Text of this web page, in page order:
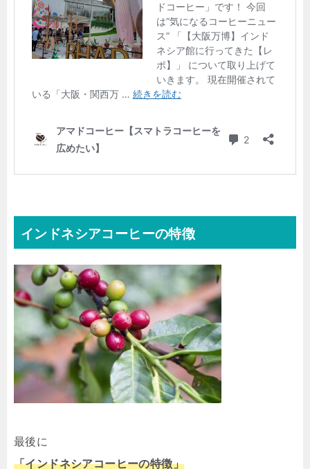
インドネシアコーヒーの特徴
最後に
「インドネシアコーヒーの特徴」